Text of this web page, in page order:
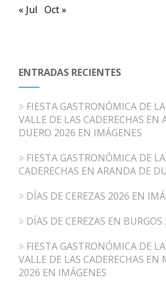
« Jul Oct »
ENTRADAS RECIENTES
FIESTA GASTRONÓMICA DE
VALLE DE LAS CADERECHAS EN
DUERO 2026 EN IMÁGENES
FIESTA GASTRONÓMICA DE
CADERECHAS EN ARANDA DE
DÍAS DE CEREZAS 2026 EN
DÍAS DE CEREZAS EN
FIESTA GASTRONÓMICA DE
VALLE DE LAS CADERECHAS EN
2026 EN IMÁGENES